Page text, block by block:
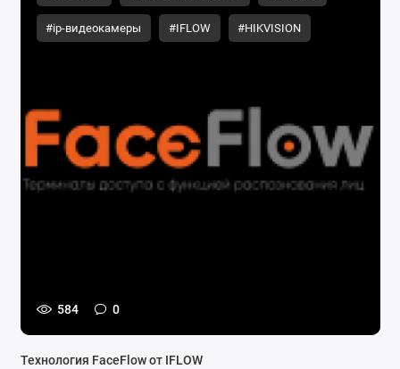
#ip-видеокамеры #IFLOW #HIKVISION
584 0
Технология FaceFlow от IFLOW